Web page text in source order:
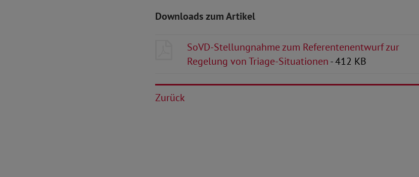
Downloads zum Artikel
SoVD-Stellungnahme zum Referentenentwurf zur
Regelung von Triage-Situationen- 412 KB
Zurück